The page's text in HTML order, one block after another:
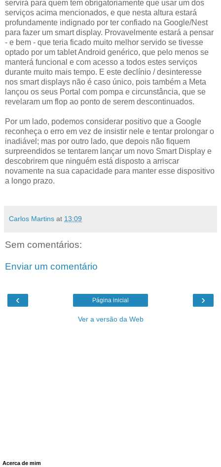
servirá para quem tem obrigatoriamente que usar um dos
serviços acima mencionados, e que nesta altura estará
profundamente indignado por ter confiado na Google/Nest
para fazer um smart display. Provavelmente estará a pensar
- e bem - que teria ficado muito melhor servido se tivesse
optado por um tablet Android genérico, que pelo menos se
manterá funcional e com acesso a todos estes serviços
durante muito mais tempo. E este declínio / desinteresse
nos smart displays não é caso único, pois também a Meta
lançou os seus Portal com pompa e circunstância, que se
revelaram um flop ao ponto de serem descontinuados.
Por um lado, podemos considerar positivo que a Google
reconheça o erro em vez de insistir nele e tentar prolongar o
inadiável; mas por outro lado, que depois não fiquem
surpreendidos se tentarem lançar um novo Smart Display e
descobrirem que ninguém está disposto a arriscar
novamente na sua capacidade para manter esse dispositivo
a longo prazo.
Carlos Martins at 13:09
Sem comentários:
Enviar um comentário
‹ ›
Página inicial
Ver a versão da Web
Acerca de mim